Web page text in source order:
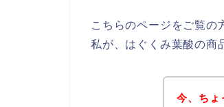
こちらのページをご覧の
私が、はぐくみ葉酸の商
今、ちょ